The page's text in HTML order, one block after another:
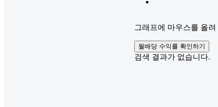
그래프에 마우스를 올
월배당 수익률 확인하기
검색 결과가 없습니다.